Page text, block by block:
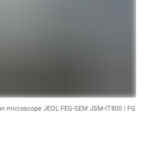
JEOL FEG-SEM JSM-IT800 | FG